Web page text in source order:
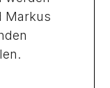
Markus